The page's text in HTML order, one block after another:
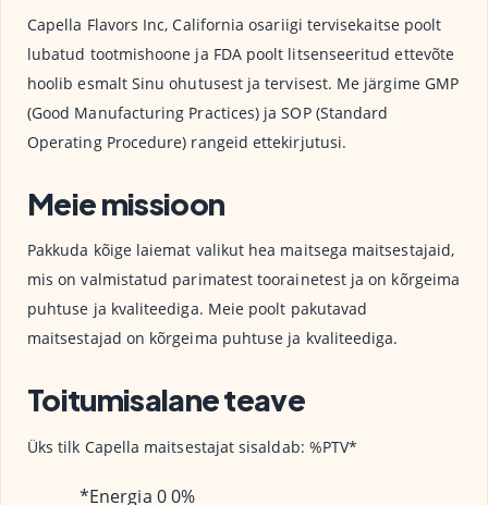
Capella Flavors Inc, California osariigi tervisekaitse poolt
lubatud tootmishoone ja FDA poolt litsenseeritud ettevõte
hoolib esmalt Sinu ohutusest ja tervisest. Me järgime GMP
(Good Manufacturing Practices) ja SOP (Standard
Operating Procedure) rangeid ettekirjutusi.
Meie missioon
Pakkuda kõige laiemat valikut hea maitsega maitsestajaid,
mis on valmistatud parimatest toorainetest ja on kõrgeima
puhtuse ja kvaliteediga. Meie poolt pakutavad
maitsestajad on kõrgeima puhtuse ja kvaliteediga.
Toitumisalane teave
Üks tilk Capella maitsestajat sisaldab: %PTV*
*Energia 0 0%